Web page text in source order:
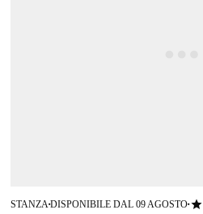
STANZA ■DISPONIBILE DAL 09 AGOSTO■star